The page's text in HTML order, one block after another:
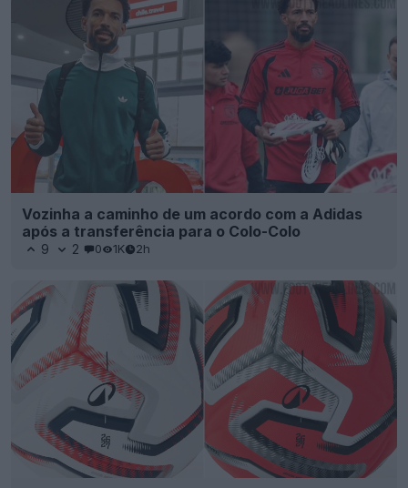
Vozinha a caminho de um acordo com a Adidas
após a transferência para o Colo-Colo
9 2 0 1K 2h